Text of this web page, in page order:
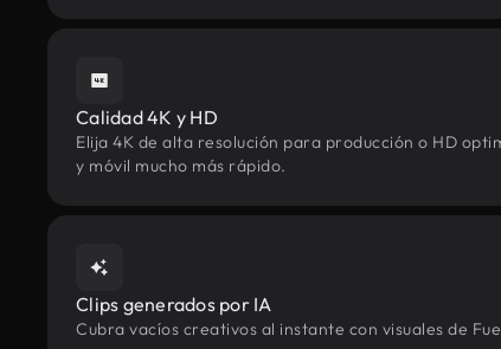
Calidad 4K y HD
Elija 4K de alta resolución para producción o HD
y móvil mucho más rápido.
Clips generados por IA
Cubra vacíos creativos al instante con visuales de